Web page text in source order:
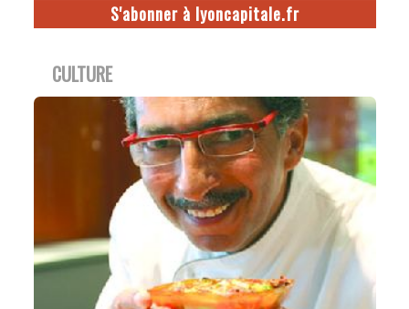
S'abonner à lyoncapitale.fr
CULTURE